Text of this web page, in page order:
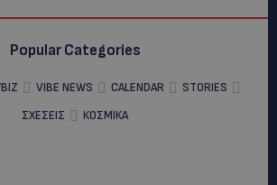
Popular Categories
VIBE NEWS CALENDAR
STORIES
ΣΧΕΣΕΙΣ
ΚΟΣΜΙΚΑ